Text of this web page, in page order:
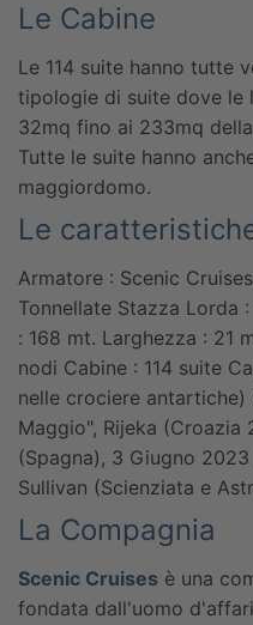
Le Cabine
Le 114 suite hanno tutte
tipologie di suite dove le
32mq fino ai 233mq
Tutte le suite hanno
maggiordomo.
Le
Armatore : Scenic Cruises
Tonnellate Stazza Lorda :
: 168 mt. Larghezza : 21
nodi Cabine : 114 suite
nelle crociere antartiche)
Maggio", Rijeka (Croazia
(Spagna), 3 Giugno 2023
Sullivan (Scienziata e
La Compagnia
Scenic Cruises è una
fondata dall'uomo